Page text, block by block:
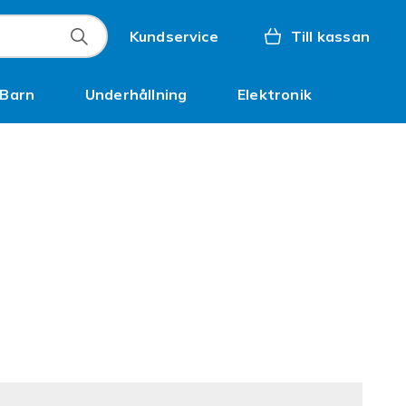
Kundservice Till kassan
Barn Underhållning Elektronik